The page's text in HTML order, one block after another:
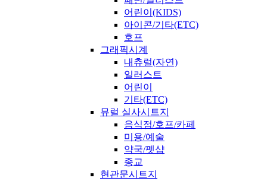
어린이(KIDS)
아이콘/기타(ETC)
호프
그래픽시계
내츄럴(자연)
일러스트
어린이
기타(ETC)
뮤럴 실사시트지
음식점/호프/카페
미용/예술
약국/펫샵
종교
현관문시트지